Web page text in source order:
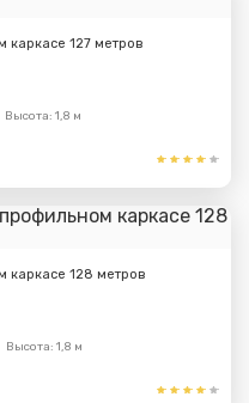
каркасе 127 метров
Высота: 1,8 м
каркасе 128 метров
Высота: 1,8 м